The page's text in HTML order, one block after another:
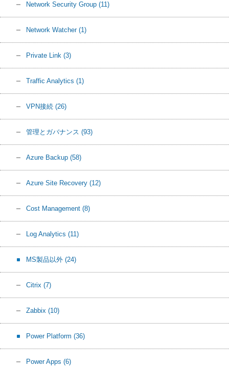
Network Security Group (11)
Network Watcher (1)
Private Link (3)
Traffic Analytics (1)
VPN接続 (26)
管理とガバナンス (93)
Azure Backup (58)
Azure Site Recovery (12)
Cost Management (8)
Log Analytics (11)
MS製品以外 (24)
Citrix (7)
Zabbix (10)
Power Platform (36)
Power Apps (6)